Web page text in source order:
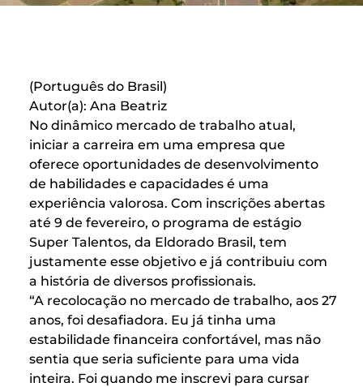
(Português do Brasil)
Autor(a): Ana Beatriz
No dinâmico mercado de trabalho atual,
iniciar a carreira em uma empresa que
oferece oportunidades de desenvolvimento
de habilidades e capacidades é uma
experiência valorosa. Com inscrições abertas
até 9 de fevereiro, o programa de estágio
Super Talentos, da Eldorado Brasil, tem
justamente esse objetivo e já contribuiu com
a história de diversos profissionais.
“A recolocação no mercado de trabalho, aos 27
anos, foi desafiadora. Eu já tinha uma
estabilidade financeira confortável, mas não
sentia que seria suficiente para uma vida
inteira. Foi quando me inscrevi para cursar